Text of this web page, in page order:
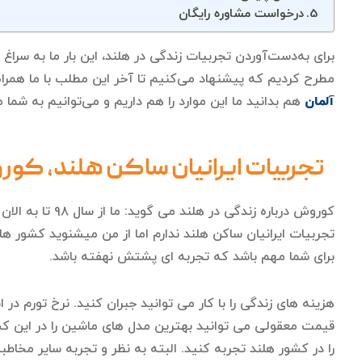
درخواست مشاوره رایگان
برای به‌دست‌آوردن تجربیات زندگی در هلند، این بار ما به
مطرح کردیم که پیشنهاد می‌کنیم تا آخر این مطلب با ما همراه
آلمان هم بدانید ما این موارد را هم داریم و می‌توانیم به
تجربیات ایرانیان ساکن هلند،
کوروش
تجربیات ایرانیان ساکن هلند ندارم اما از من میشنوید
برای شما مهم باشد که تجربه ای پشتش نهفته باشد.
هزینه های زندگی را با کار می توانید جبران کنید. نرخ تورم
قیمت معقولی می توانید بهترین مدل های ماشین را در
را در کشور هلند تجربه کنید. البته به نظر و تجربه سایر